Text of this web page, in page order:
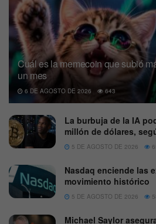
Cuál es la memecoin que subió
un mes
6 DE AGOSTO DE 2026 643
La burbuja de la IA
millón de dólares,
5 DE AGOSTO DE 2026
Nasdaq enciende las
movimiento histórico
5 DE AGOSTO DE 2026
Michael Saylor